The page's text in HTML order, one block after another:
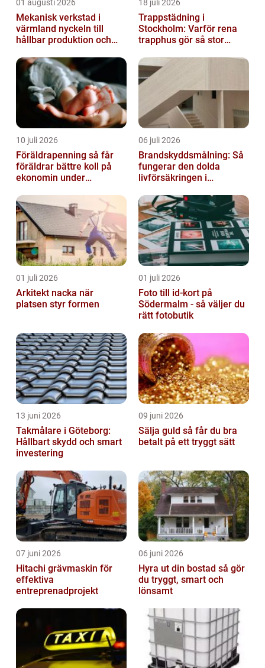
01 augusti 2026
Mekanisk verkstad i
värmland nyckeln till
hållbar produktion och
18 juli 2026
Trappstädning i
Stockholm: Varför rena
trapphus gör så stor
10 juli 2026
Föräldrapenning så får
föräldrar bättre koll på
ekonomin under
06 juli 2026
Brandskyddsmålning: Så
fungerar den dolda
livförsäkringen i
01 juli 2026
Arkitekt nacka när
platsen styr formen
01 juli 2026
Foto till id-kort på
Södermalm - så väljer du
rätt fotobutik
13 juni 2026
Takmålare i Göteborg:
Hållbart skydd och smart
investering
09 juni 2026
Sälja guld så får du bra
betalt på ett tryggt sätt
07 juni 2026
Hitachi grävmaskin för
effektiva
entreprenadprojekt
06 juni 2026
Hyra ut din bostad så gör
du tryggt, smart och
lönsamt